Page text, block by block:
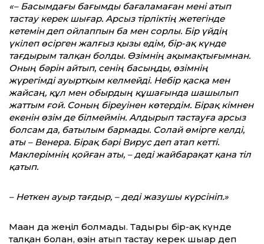
«– Басымдағы бағымды бағаламаған мені атып
тастау керек шығар. Арсыз тірліктің жетегінде
кетемін деп ойлаппын ба мен сорлы. Бір үйдің
үкілеп өсірген жалғыз қызы едім, бір-ақ күнде
тағдырым талқан болды. Өзімнің ақымақтығымнан.
Оның бәрін айтып, сенің басыңды, өзімнің
жүрегімді ауыртқым келмейді. Небір қасқа мен
жайсаң, құл мен обырдың құшағында шашылып
жаттым ғой. Соның біреуінен көтердім. Бірақ кімнен
екенін өзім де білмеймін. Алдырып тастауға арсыз
болсам да, батылым бармады. Солай өмірге келді,
аты – Венера. Бірақ бәрі Вирус деп атап кетті.
Маклерімнің қойған аты, – деді жайбарақат қана тіл
қатып.
– Неткен ауыр тағдыр, – деді жазушы күрсініп.»
Маған да жеңіл болмады. Тағдыры бір-ақ күнде
талқан болған, өзін атып тастау керек шығар деп